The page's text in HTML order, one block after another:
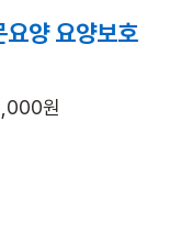
양 요양보호
원